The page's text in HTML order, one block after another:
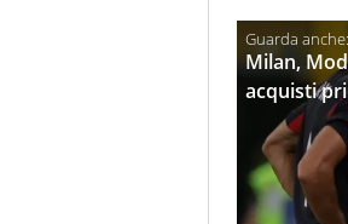
Milan,
acquisti